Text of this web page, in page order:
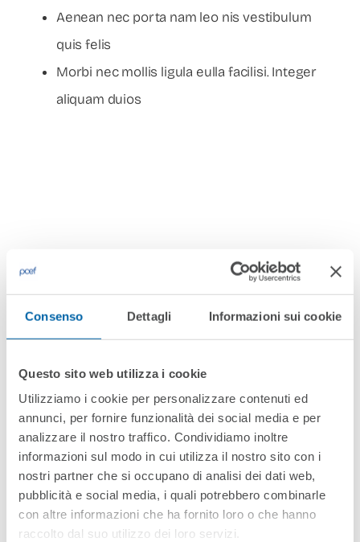
Consenso Dettagli Informazioni sui cookie
Questo sito web utilizza i cookie
Utilizziamo i cookie per personalizzare contenuti ed
annunci, per fornire funzionalità dei social media e per
analizzare il nostro traffico. Condividiamo inoltre
informazioni sul modo in cui utilizza il nostro sito con i
nostri partner che si occupano di analisi dei dati web,
pubblicità e social media, i quali potrebbero combinarle
con altre informazioni che ha fornito loro o che hanno
raccolto dal suo utilizzo dei loro servizi.
Aenean nec porta nam leo nis vestibulum
quis felis
Morbi nec mollis ligula eulla facilisi. Integer
aliquam duios
Solutions We Provided
Quia nobis sed ipsam quaerat sit repellat iure! Aut
galisum velit aut dolores quibusdam qui enim
dolorem quibusdam non similique animi eos quia
consequuntur quo cumque voluptatem. A sequi
magni ut illo omnis qui accusantium
reprehenderit? In voluptas nihil cum galisum iusto
ut repellat ipsam eos eaque quaerat. Hic dolorem
porro vel adipisci quia cum adipisci totam. Et unde